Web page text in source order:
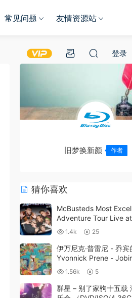
常见问题 友情资源站
登录
旧梦换新颜 作者
猜你喜欢
McBusteds Most
Adventure Tour Live
2015 [BDMV 26GB]
1.4k 25
伊万尼克·普雷尼 - 乔宾
Yvonnick Prene -
2024 [24Bit-96kHz]
664MB]
1.56k 5
群星 – 别了家驹十五载